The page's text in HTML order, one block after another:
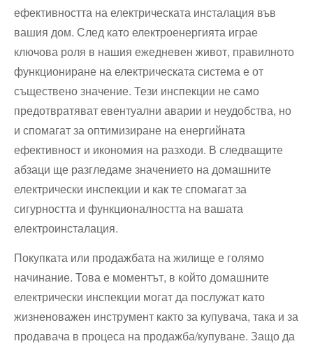
ефективността на електрическата инсталация във
вашия дом. След като електроенергията играе
ключова роля в нашия ежедневен живот, правилното
функциониране на електрическата система е от
съществено значение. Тези инспекции не само
предотвратяват евентуални аварии и неудобства, но
и спомагат за оптимизиране на енергийната
ефективност и икономия на разходи. В следващите
абзаци ще разгледаме значението на домашните
електрически инспекции и как те спомагат за
сигурността и функционалността на вашата
електроинсталация.
Покупката или продажбата на жилище е голямо
начинание. Това е моментът, в който домашните
електрически инспекции могат да послужат като
жизненоважен инструмент както за купувача, така и за
продавача в процеса на продажба/купуване. Защо да